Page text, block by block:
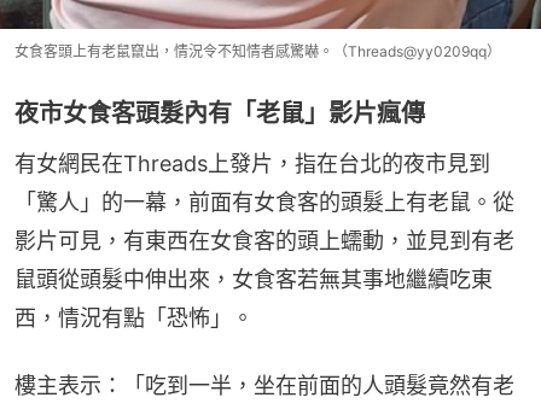
女食客頭上有老鼠竄出，情況令不知情者感驚嚇。（Threads@yy0209qq）
夜市女食客頭髮內有「老鼠」影片瘋傳
有女網民在Threads上發片，指在台北的夜市見到
「驚人」的一幕，前面有女食客的頭髮上有老鼠。從
影片可見，有東西在女食客的頭上蠕動，並見到有老
鼠頭從頭髮中伸出來，女食客若無其事地繼續吃東
西，情況有點「恐怖」。
樓主表示：「吃到一半，坐在前面的人頭髮竟然有老